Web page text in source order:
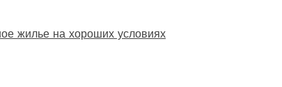
жилье на хороших условиях